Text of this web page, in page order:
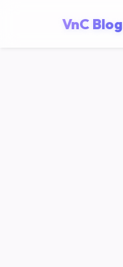
VnC Blog